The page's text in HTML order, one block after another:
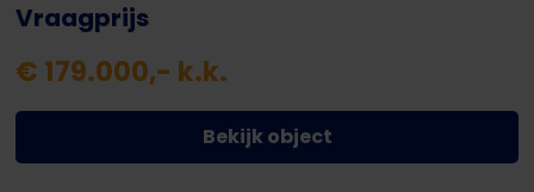
Vraagprijs
€ 179.000,- k.k.
Bekijk object